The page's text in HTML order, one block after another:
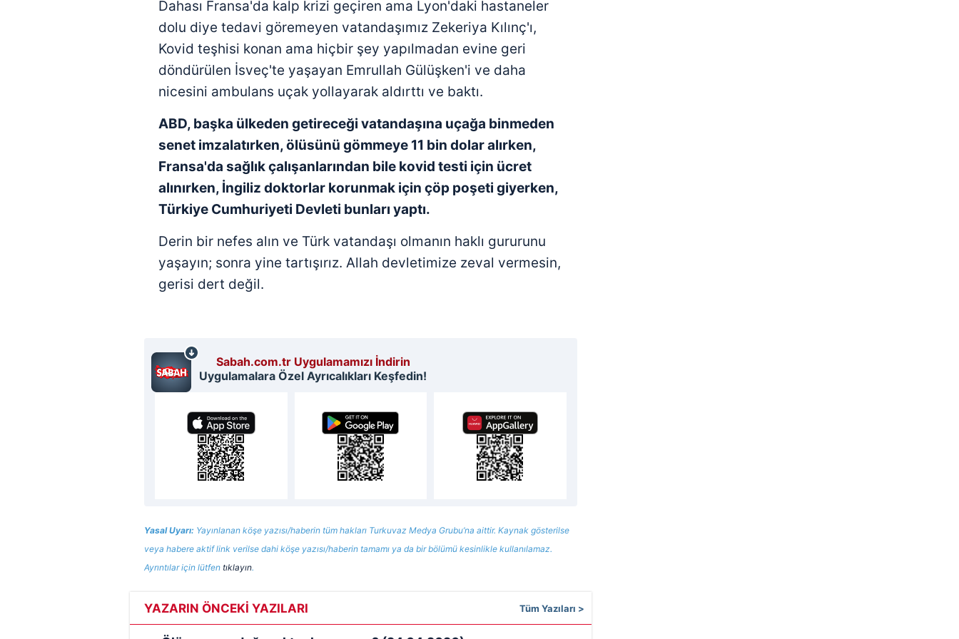
mevzuata uygun olarak kullanılan çerezlerle ilgili bilgi almak için lütfentıklayınız
Dahası Fransa'da kalp krizi geçiren ama Lyon'daki hastaneler
dolu diye tedavi göremeyen vatandaşımız Zekeriya Kılınç'ı,
Kovid teşhisi konan ama hiçbir şey yapılmadan evine geri
döndürülen İsveç'te yaşayan Emrullah Gülüşken'i ve daha
nicesini ambulans uçak yollayarak aldırttı ve baktı.
ABD, başka ülkeden getireceği vatandaşına uçağa binmeden
senet imzalatırken,ölüsünü gömmeye 11 bin dolar alırken,
Fransa'da sağlık çalışanlarından bile kovid testi için ücret
alınırken, İngiliz doktorlar korunmak için çöp poşeti giyerken,
Türkiye Cumhuriyeti Devleti bunları yaptı.
Derin bir nefes alın ve Türk vatandaşı olmanın haklı gururunu
yaşayın; sonra yine tartışırız. Allah devletimize zeval vermesin,
gerisi dert değil.
Sabah.com.tr Uygulamamızı İndirin
Uygulamalara Özel Ayrıcalıkları Keşfedin!
Yasal Uyarı: Yayınlanan köşe yazısı/haberin tüm hakları Turkuvaz Medya Grubu’na aittir. Kaynak gösterilse
veya habere aktif link verilse dahi köşe yazısı/haberin tamamı ya da bir bölümü kesinlikle kullanılamaz.
Ayrıntılar için lütfen tıklayın.
YAZARIN ÖNCEKİ YAZILARI Tüm Yazıları >